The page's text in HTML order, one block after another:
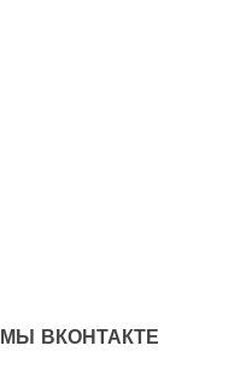
МЫ ВКОНТАКТЕ